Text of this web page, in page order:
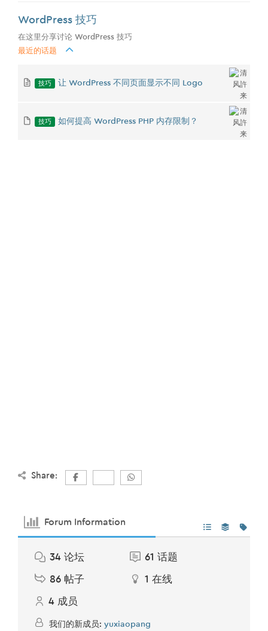
WordPress 技巧
在这里分享讨论 WordPress 技巧
最近的话题
技巧 让 WordPress 不同页面显示不同 Logo
技巧 如何提高 WordPress PHP 内存限制？
Share:
Forum Information
34 论坛 61 话题
86 帖子 1 在线
4 成员
我们的新成员: yuxiaopang